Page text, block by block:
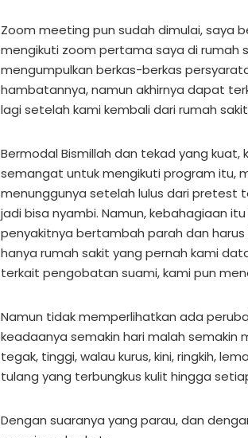
Zoom meeting pun sudah dimulai, saya
mengikuti zoom pertama saya di rumah
mengumpulkan berkas-berkas
hambatannya, namun akhirnya dapat
lagi setelah kami kembali dari rumah
Bermodal Bismillah dan tekad yang kuat,
semangat untuk mengikuti program itu,
menunggunya setelah lulus dari pretest
jadi bisa nyambi. Namun, kebahagiaan
penyakitnya bertambah parah dan harus
hanya rumah sakit yang pernah kami
terkait pengobatan suami, kami pun
Namun tidak memperlihatkan ada
keadaanya semakin hari malah semakin
tegak, tinggi, walau kurus, kini, ringkih,
tulang yang terbungkus kulit hingga
Dengan suaranya yang parau, dan